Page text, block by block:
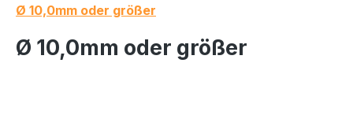
Ø 10,0mm oder größer
Ø 10,0mm oder größer